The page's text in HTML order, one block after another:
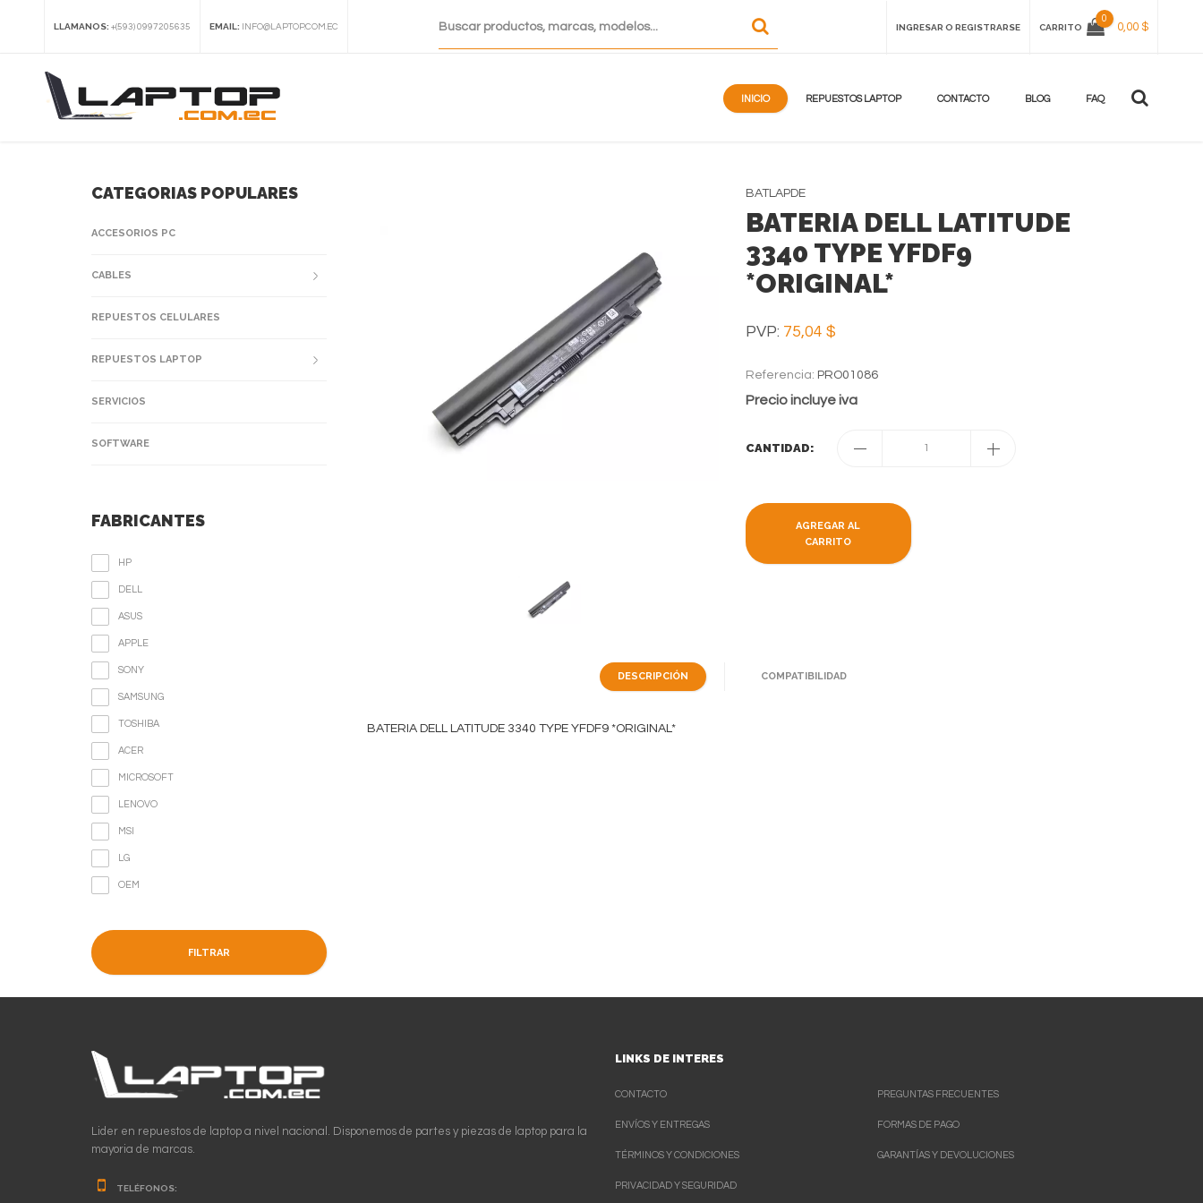
LLAMANOS: +(593) 0997205635 EMAIL: INFO@LAPTOP.COM.EC INGRESAR O REGISTRARSE CARRITO
0
0,00 $
INICIO REPUESTOS LAPTOP CONTACTO BLOG FAQ
BATLAPDE
BATERIA DELL LATITUDE
3340 TYPE YFDF9
*ORIGINAL*
PVP: 75,04 $
Referencia: PRO01086
Precio incluye iva
CANTIDAD: 1
AGREGAR AL
CARRITO
DESCRIPCIÓN COMPATIBILIDAD
BATERIA DELL LATITUDE 3340 TYPE YFDF9 *ORIGINAL*
CATEGORIAS POPULARES
ACCESORIOS PC
CABLES
REPUESTOS CELULARES
REPUESTOS LAPTOP
SERVICIOS
SOFTWARE
FABRICANTES
HP
DELL
ASUS
APPLE
SONY
SAMSUNG
TOSHIBA
ACER
MICROSOFT
LENOVO
MSI
LG
OEM
FILTRAR
Lider en repuestos de laptop a nivel nacional. Disponemos de partes y piezas de laptop para la
mayoria de marcas.
TELÉFONOS:
LINKS DE INTERES
CONTACTO
ENVÍOS Y ENTREGAS
TÉRMINOS Y CONDICIONES
PRIVACIDAD Y SEGURIDAD
PREGUNTAS FRECUENTES
FORMAS DE PAGO
GARANTÍAS Y DEVOLUCIONES